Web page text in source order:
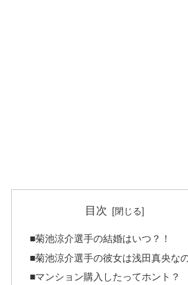
目次
■菊池涼介選手の結婚はいつ？！
■菊池涼介選手の彼女は浅田真央な
■マンション購入したってホント？